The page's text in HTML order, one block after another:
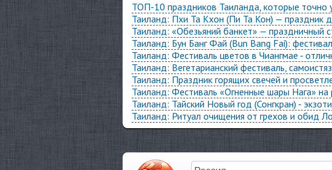
ТОП-10 праздников Таиланда, которые точно
Таиланд: Пхи Та Кхон (Пи Та Кон) — праздник
Таиланд: «Обезьяний банкет» — праздничный
Таиланд: Бун Банг Фай (Bun Bang Fai):
Таиланд: Фестиваль цветов в Чиангмае -
Таиланд: Вегетарианский фестиваль,
Таиланд: Праздник горящих свечей и
Таиланд: Фестиваль «Огненные шары Нага» на
Таиланд: Тайский Новый год (Сонгкран) -
Таиланд: Ритуал очищения от грехов и обид